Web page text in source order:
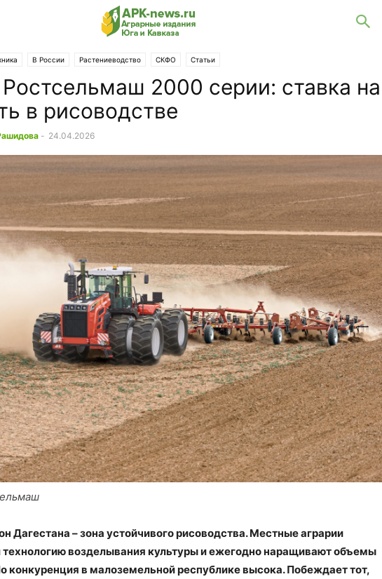
В России Растениеводство СКФО Статьи
2000 серии: ставка на
в рисоводстве
- 24.04.2026
Дагестана – зона устойчивого рисоводства. Местные аграрии
возделывания культуры и ежегодно наращивают объемы
конкуренция в малоземельной республике высока. Побеждает тот,